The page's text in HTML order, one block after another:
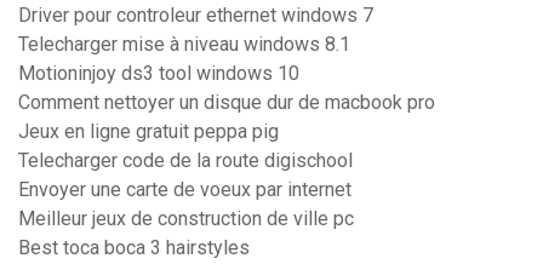
Driver pour controleur ethernet windows 7
Telecharger mise à niveau windows 8.1
Motioninjoy ds3 tool windows 10
Comment nettoyer un disque dur de macbook pro
Jeux en ligne gratuit peppa pig
Telecharger code de la route digischool
Envoyer une carte de voeux par internet
Meilleur jeux de construction de ville pc
Best toca boca 3 hairstyles